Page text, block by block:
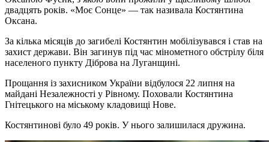
двадцять років. «Моє Сонце» — так називала Костянтина
Оксана.
За кілька місяців до загибелі Костянтин мобілізувався і став на
захист держави. Він загинув під час мінометного обстрілу біля
населеного пункту Діброва на Луганщині.
Прощання із захисником України відбулося 22 липня на
майдані Незалежності у Рівному. Поховали Костянтина
Гнітецького на міському кладовищі Нове.
Костянтинові було 49 років. У нього залишилася дружина.